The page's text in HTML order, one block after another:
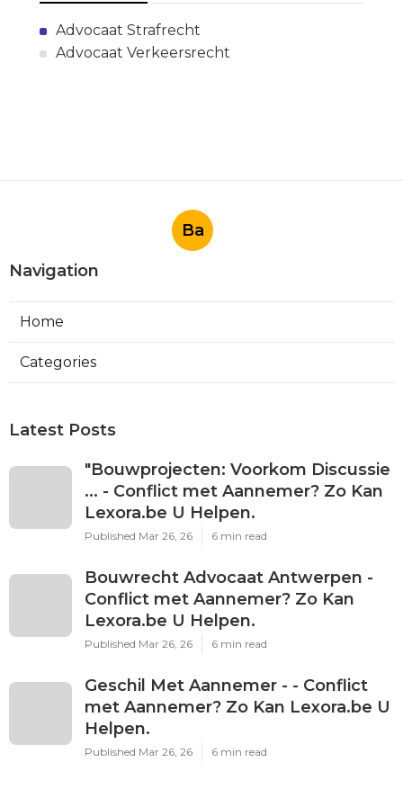
Advocaat Strafrecht
Advocaat Verkeersrecht
Ba
Navigation
Home
Categories
Latest Posts
"Bouwprojecten: Voorkom Discussie
... - Conflict met Aannemer? Zo Kan
Lexora.be U Helpen.
Published Mar 26, 26 6 min read
Bouwrecht Advocaat Antwerpen -
Conflict met Aannemer? Zo Kan
Lexora.be U Helpen.
Published Mar 26, 26 6 min read
Geschil Met Aannemer - - Conflict
met Aannemer? Zo Kan Lexora.be U
Helpen.
Published Mar 26, 26 6 min read